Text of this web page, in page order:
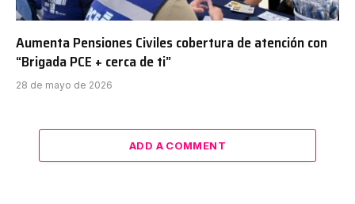
Aumenta Pensiones Civiles cobertura de atención con
“Brigada PCE + cerca de ti”
28 de mayo de 2026
ADD A COMMENT